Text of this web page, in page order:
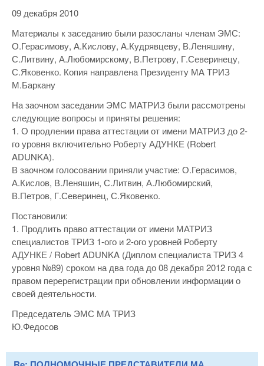
09 декабря 2010
Материалы к заседанию были разосланы членам ЭМС:
О.Герасимову, А.Кислову, А.Кудрявцеву, В.Леняшину,
С.Литвину, А.Любомирскому, В.Петрову, Г.Северинецу,
С.Яковенко. Копия направлена Президенту МА ТРИЗ
М.Баркану
На заочном заседании ЭМС МАТРИЗ были рассмотрены
следующие вопросы и приняты решения:
1. О продлении права аттестации от имени МАТРИЗ до 2-
го уровня включительно Роберту АДУНКЕ (Robert
ADUNKA).
В заочном голосовании приняли участие: О.Герасимов,
А.Кислов, В.Леняшин, С.Литвин, А.Любомирский,
В.Петров, Г.Северинец, С.Яковенко.
Постановили:
1. Продлить право аттестации от имени МАТРИЗ
специалистов ТРИЗ 1-ого и 2-ого уровней Роберту
АДУНКЕ / Robert ADUNKA (Диплом специалиста ТРИЗ 4
уровня №89) сроком на два года до 08 декабря 2012 года с
правом перерегистрации при обновлении информации о
своей деятельности.
Председатель ЭМС МА ТРИЗ
Ю.Федосов